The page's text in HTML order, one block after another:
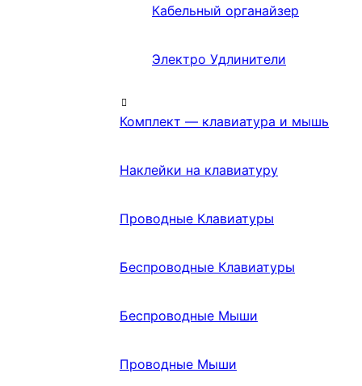
Кабельный органайзер
Электро Удлинители
Комплект — клавиатура и мышь
Наклейки на клавиатуру
Проводные Клавиатуры
Беспроводные Клавиатуры
Беспроводные Мыши
Проводные Мыши